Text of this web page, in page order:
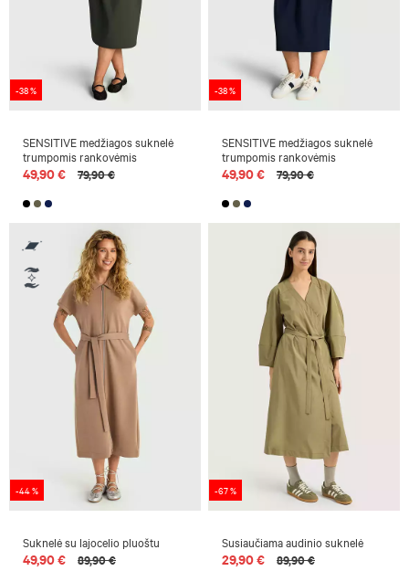
-38 %
SENSITIVE medžiagos suknelė
trumpomis rankovėmis
49,90 € 79,90 €
-38 %
SENSITIVE medžiagos suknelė
trumpomis rankovėmis
49,90 € 79,90 €
-44 %
Suknelė su lajocelio pluoštu
49,90 € 89,90 €
-67 %
Susiaučiama audinio suknelė
29,90 € 89,90 €